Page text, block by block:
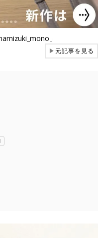
」
▶元記事を見る